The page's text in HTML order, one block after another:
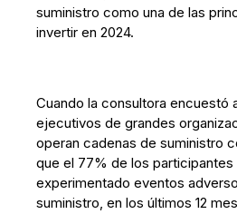
suministro como una de las
invertir en 2024.
Cuando la consultora encuestó
ejecutivos de grandes
operan cadenas de suministro
que el 77% de los
experimentado eventos
suministro, en los últimos 12